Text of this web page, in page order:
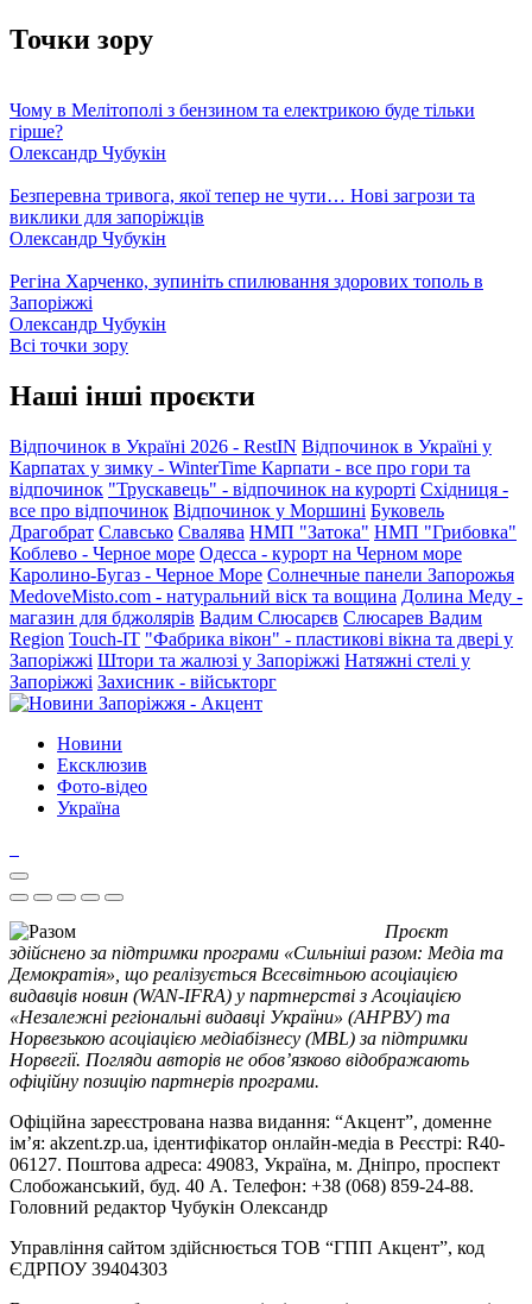
Точки зору
Чому в Мелітополі з бензином та електрикою буде тільки
гірше?
Олександр Чубукін
Безперевна тривога, якої тепер не чути… Нові загрози та
виклики для запоріжців
Олександр Чубукін
Регіна Харченко, зупиніть спилювання здорових тополь в
Запоріжжі
Олександр Чубукін
Всі точки зору
Наші інші проєкти
Відпочинок в Україні 2026 - RestIN Відпочинок в Україні у
Карпатах у зимку - WinterTime Карпати - все про гори та
відпочинок "Трускавець" - відпочинок на курорті Східниця -
все про відпочинок Відпочинок у Моршині Буковель
Драгобрат Славсько Свалява НМП "Затока" НМП "Грибовка"
Коблево - Черное море Одесса - курорт на Черном море
Каролино-Бугаз - Черное Море Солнечные панели Запорожья
MedoveMisto.com - натуральний віск та вощина Долина Меду -
магазин для бджолярів Вадим Слюсарєв Слюсарев Вадим
Region Touch-IT "Фабрика вікон" - пластикові вікна та двері у
Запоріжжі Штори та жалюзі у Запоріжжі Натяжні стелі у
Запоріжжі Захисник - військторг
Новини
Ексклюзив
Фото-відео
Україна
Проєкт
здійснено за підтримки програми «Сильніші разом: Медіа та
Демократія», що реалізується Всесвітньою асоціацією
видавців новин (WAN-IFRA) у партнерстві з Асоціацією
«Незалежні регіональні видавці України» (АНРВУ) та
Норвезькою асоціацією медіабізнесу (MBL) за підтримки
Норвегії. Погляди авторів не обов’язково відображають
офіційну позицію партнерів програми.
Офіційна зареєстрована назва видання: “Акцент”, доменне
ім’я: akzent.zp.ua, ідентифікатор онлайн-медіа в Реєстрі: R40-
06127. Поштова адреса: 49083, Україна, м. Дніпро, проспект
Слобожанський, буд. 40 А. Телефон: +38 (068) 859-24-88.
Головний редактор Чубукін Олександр
Управління сайтом здійснюється ТОВ “ГПП Акцент”, код
ЄДРПОУ 39404303